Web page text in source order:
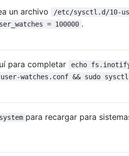
un archivo /etc/sysctl.d/10-
= 100000 .
para completar
echo
watches.conf && sudo
para recargar para